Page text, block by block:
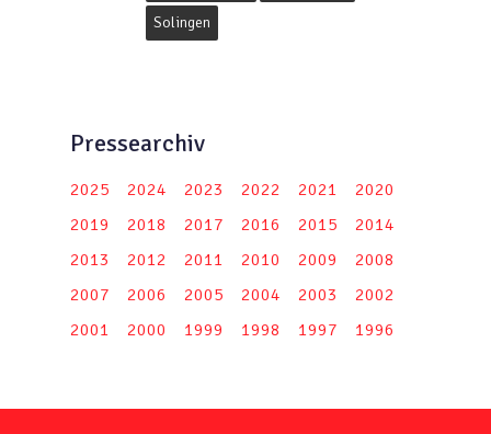
Solingen
Pressearchiv
2025 2024 2023 2022 2021
2020
2019
2018 2017 2016 2015
2014
2013
2012 2011 2010 2009
2008
2007
2006 2005 2004 2003
2002
2001
2000 1999 1998 1997 1996